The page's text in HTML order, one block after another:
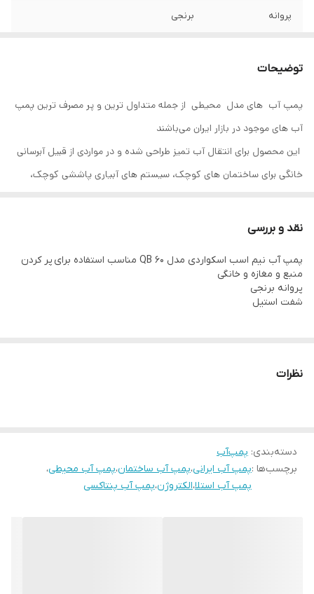
پروانه برنجی
توضیحات
پمپ آب های مدل محیطی از جمله متداول ترین و پر مصرف ترین پمپ
آب های موجود در بازار ایران می‌باشند
این محصول برای انتقال آب تمیز طراحی شده و در مواردی از قبیل آبرسانی
خانگی برای ساختمان های کوچک، سیستم های آبیاری پاششی کوچک،
می شوند.
نقد و بررسی
پمپ آب نیم اسب اسکواردی مدل QB 60 مناسب استفاده برای پر کردن
منبع و مغازه و خانگی
پروانه برنجی
شفت استیل
نظرات
دسته‌بندی: پمپ‌آب
برچسب‌ها :پمپ آب ایرانی،پمپ آب ساختمان،پمپ آب محیطی،
پمپ آب استلا،الکتروژن،پمپ آب پنتاکسی